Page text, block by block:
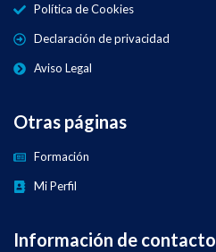
Política de Cookies
Declaración de privacidad
Aviso Legal
Otras páginas
Formación
Mi Perfil
Información de contacto